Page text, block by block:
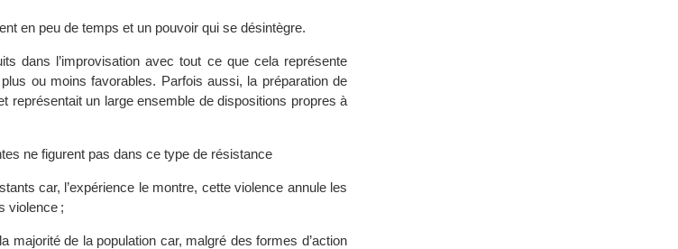
en peu de temps et un pouvoir qui se désintègre.
dans l’improvisation avec tout ce que cela représente
ou moins favorables. Parfois aussi, la préparation de
représentait un large ensemble de dispositions propres à
ne figurent pas dans ce type de résistance
car, l’expérience le montre, cette violence annule les
violence ;
majorité de la population car, malgré des formes d’action